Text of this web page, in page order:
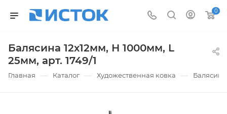
0
Балясина 12х12мм, Н 1000мм, L
25мм, арт. 1749/1
Главная — Каталог — Художественная ковка —